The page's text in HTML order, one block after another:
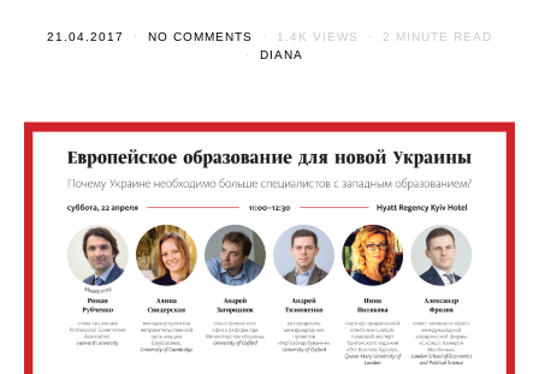
21.04.2017 NO COMMENTS 1.4K VIEWS
2 MINUTE READ
DIANA